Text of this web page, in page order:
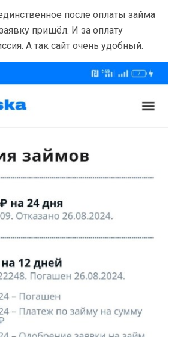
после оплаты займа
пришёл. И за оплату
А так сайт очень удобный.